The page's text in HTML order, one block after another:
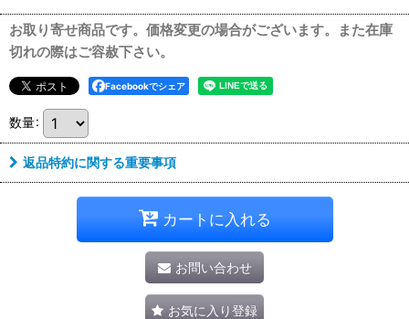
お取り寄せ商品です。価格変更の場合がございます。また在庫
切れの際はご容赦下さい。
Facebookでシェア
数量:
返品特約に関する重要事項
カートに入れる
お問い合わせ
お気に入り登録